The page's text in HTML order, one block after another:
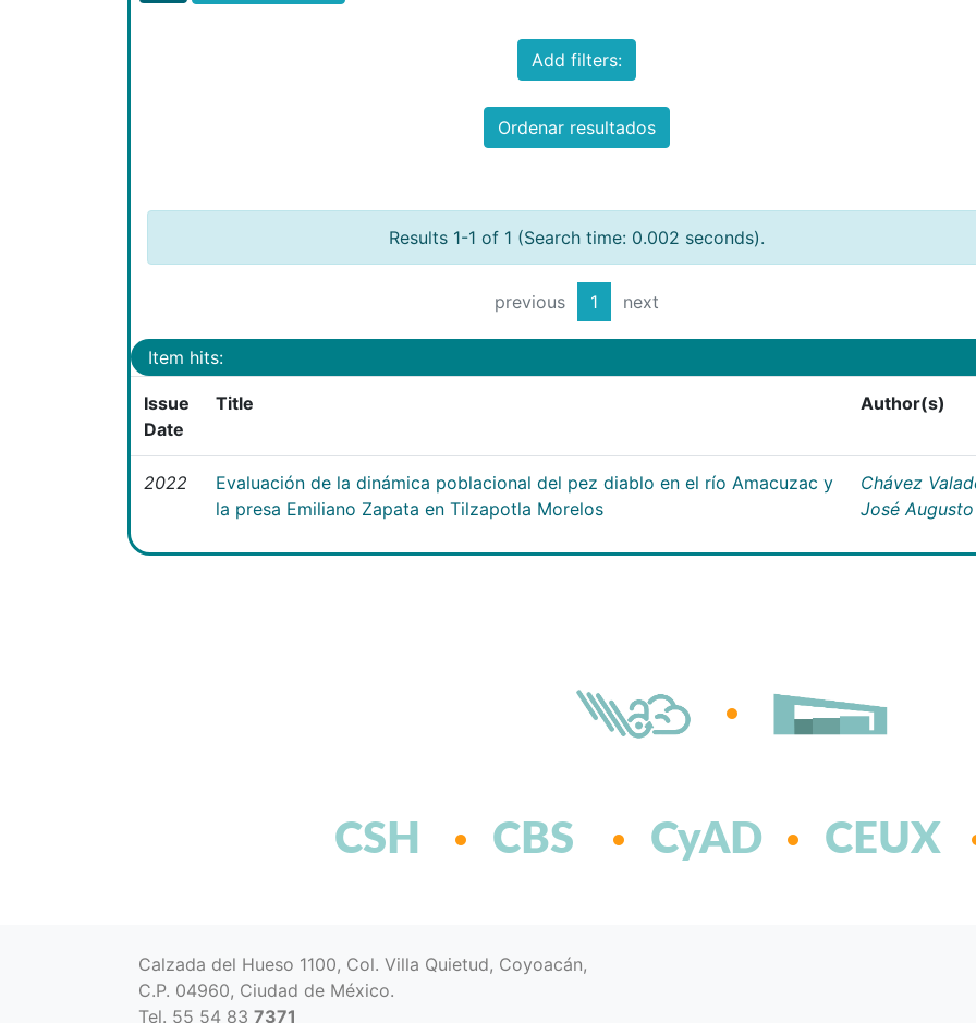
Add filters:
Ordenar resultados
Results 1-1 of 1 (Search time: 0.002 seconds).
previous 1 next
Item hits:
Issue
Date
Title Author(s)
2022
Evaluación de la dinámica poblacional del pez diablo en el río Amacuzac y
la presa Emiliano Zapata en Tilzapotla Morelos
Chávez
José Augusto
CSH CBS CyAD CEUX
Calzada del Hueso 1100, Col. Villa Quietud, Coyoacán,
C.P. 04960, Ciudad de México.
Tel. 55 54 83 7371